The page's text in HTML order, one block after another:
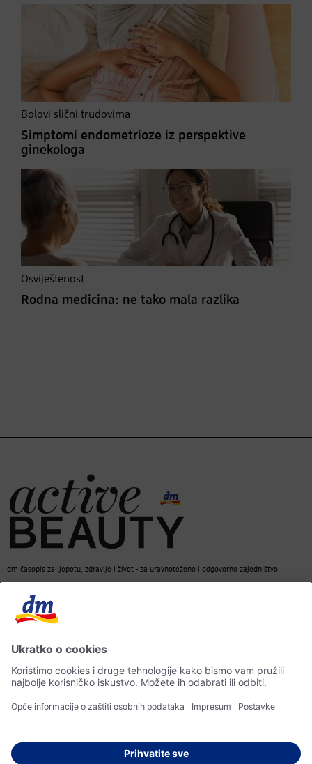
Bolovi slični trudovima
Simptomi endometrioze iz perspektive
ginekologa
Osviještenost
Rodna medicina: ne tako mala razlika
dm časopis za ljepotu, zdravlje i život - za uravnoteženo i odgovorno zajedništvo.